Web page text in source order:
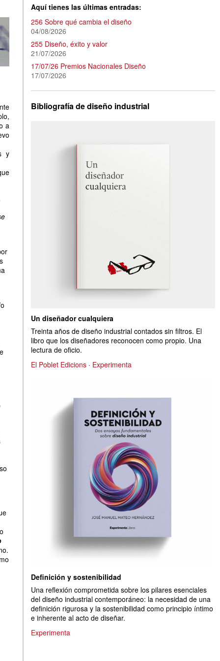
a
y
Aquí tienes las últimas entradas:
256 Sobre qué cambia el diseño
04/08/2026
255 Diseño, éxito y valor
21/07/2026
17/07/26 Premios Nacionales Diseño
17/07/2026
Bibliografía de diseño industrial
Un diseñador cualquiera
Treinta años de diseño industrial contados sin filtros. El
libro que los diseñadores reconocen como propio. Una
lectura de oficio.
El Poblet Edicions · Experimenta
Definición y sostenibilidad
Una reflexión comprometida sobre los pilares esenciales
del diseño industrial contemporáneo: la necesidad de una
definición rigurosa y la sostenibilidad como principio íntimo
e inherente al acto de diseñar.
Experimenta